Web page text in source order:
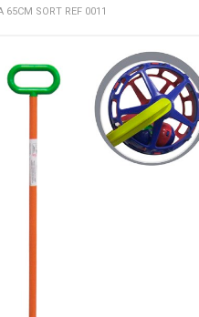
65CM SORT REF 0011